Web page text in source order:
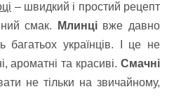
– швидкий і простий рецепт
смак.
Млинцівже давно
багатьох українців. І це не
ароматні та красиві. Смачні
не тільки на звичайному,